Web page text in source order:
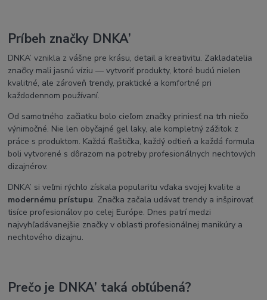
Príbeh značky DNKA’
DNKA’ vznikla z vášne pre krásu, detail a kreativitu. Zakladatelia
značky mali jasnú víziu — vytvoriť produkty, ktoré budú nielen
kvalitné, ale zároveň trendy, praktické a komfortné pri
každodennom používaní.
Od samotného začiatku bolo cieľom značky priniesť na trh niečo
výnimočné. Nie len obyčajné gel laky, ale kompletný zážitok z
práce s produktom. Každá fľaštička, každý odtieň a každá formula
boli vytvorené s dôrazom na potreby profesionálnych nechtových
dizajnérov.
DNKA’ si veľmi rýchlo získala popularitu vďaka svojej kvalite a
modernému prístupu. Značka začala udávať trendy a inšpirovať
tisíce profesionálov po celej Európe. Dnes patrí medzi
najvyhľadávanejšie značky v oblasti profesionálnej manikúry a
nechtového dizajnu.
Prečo je DNKA’ taká obľúbená?